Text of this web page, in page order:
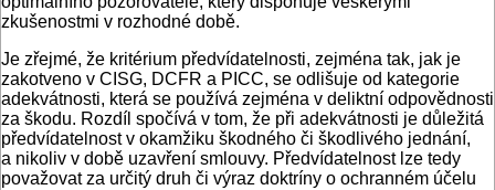
zkušenostmi v rozhodné době.
Je zřejmé, že kritérium předvídatelnosti, zejména tak, jak je
zakotveno v CISG, DCFR a PICC, se odlišuje od kategorie
adekvátnosti, která se používá zejména v deliktní odpovědnosti
za škodu. Rozdíl spočívá v tom, že při adekvátnosti je důležitá
předvídatelnost v okamžiku škodného či škodlivého jednání,
a nikoliv v době uzavření smlouvy. Předvídatelnost lze tedy
považovat za určitý druh či výraz doktríny o ochranném účelu